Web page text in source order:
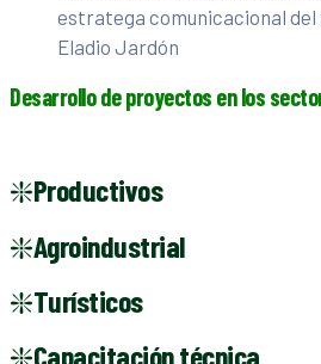
estratega comunicacional
Eladio Jardón
Desarrollo de proyectos en los
❇️Productivos
❇️Agroindustrial
❇️Turísticos
❇️Capacitación técnica